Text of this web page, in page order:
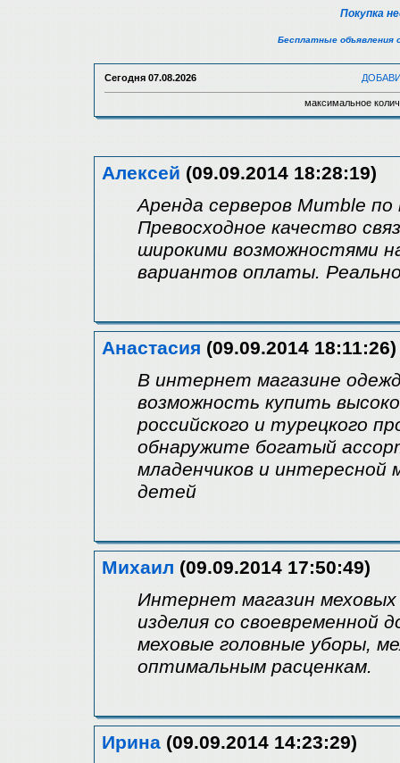
Покупка
Бесплатные объявления
Сегодня 07.08.2026
максимальное
Алексей (09.09.2014 18:28:19)
Аренда серверов Mumble
Превосходное качество
широкими возможностями
вариантов оплаты.
Анастасия (09.09.2014 18:11:26)
В интернет магазине
возможность купить
российского и турецкого
обнаружите богатый
младенчиков и интересной
детей
Михаил (09.09.2014 17:50:49)
Интернет магазин
изделия со своевременной
меховые головные уборы,
оптимальным расценкам.
Ирина (09.09.2014 14:23:29)